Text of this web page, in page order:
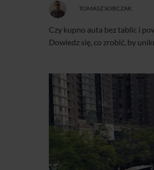
TOMASZ SOBCZAK
Czy kupno auta bez tablic i
Dowiedz się, co zrobić, by